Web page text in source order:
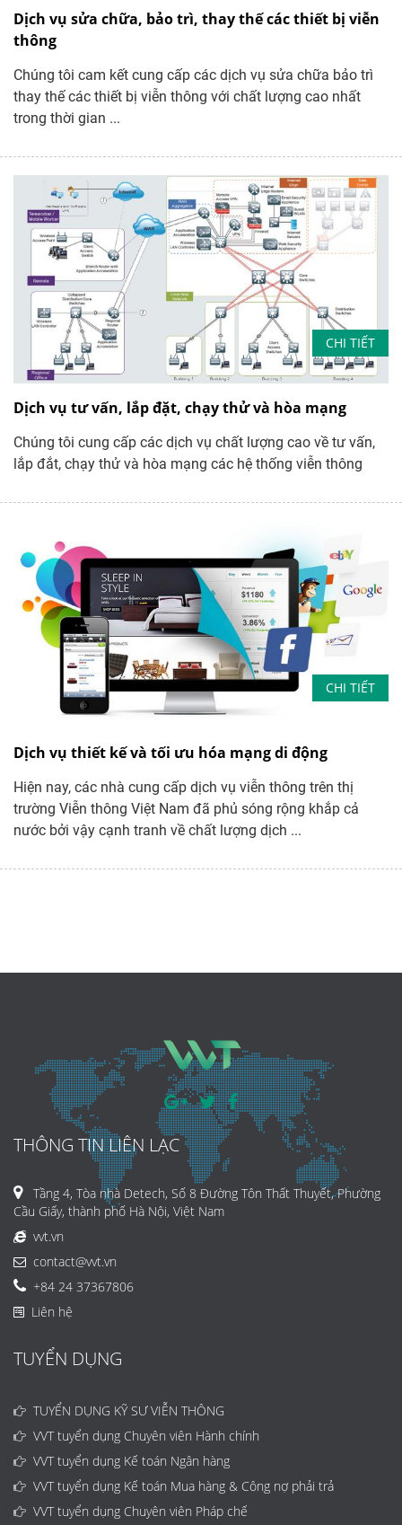
Dịch vụ sửa chữa, bảo trì, thay thế các thiết bị viễn
thông
Chúng tôi cam kết cung cấp các dịch vụ sửa chữa bảo trì
thay thế các thiết bị viễn thông với chất lượng cao nhất
trong thời gian ...
CHI TIẾT
Dịch vụ tư vấn, lắp đặt, chạy thử và hòa mạng
Chúng tôi cung cấp các dịch vụ chất lượng cao về tư vấn,
lắp đắt, chạy thử và hòa mạng các hệ thống viễn thông
CHI TIẾT
Dịch vụ thiết kế và tối ưu hóa mạng di động
Hiện nay, các nhà cung cấp dịch vụ viễn thông trên thị
trường Viễn thông Việt Nam đã phủ sóng rộng khắp cả
nước bởi vậy cạnh tranh về chất lượng dịch ...
THÔNG TIN LIÊN LẠC
Tầng 4, Tòa nhà Detech, Số 8 Đường Tôn Thất Thuyết, Phường
Cầu Giấy, thành phố Hà Nội, Việt Nam
vvt.vn
contact@vvt.vn
+84 24 37367806
Liên hệ
TUYỂN DỤNG
TUYỂN DỤNG KỸ SƯ VIỄN THÔNG
VVT tuyển dụng Chuyên viên Hành chính
VVT tuyển dụng Kế toán Ngân hàng
VVT tuyển dụng Kế toán Mua hàng & Công nợ phải trả
VVT tuyển dụng Chuyên viên Pháp chế